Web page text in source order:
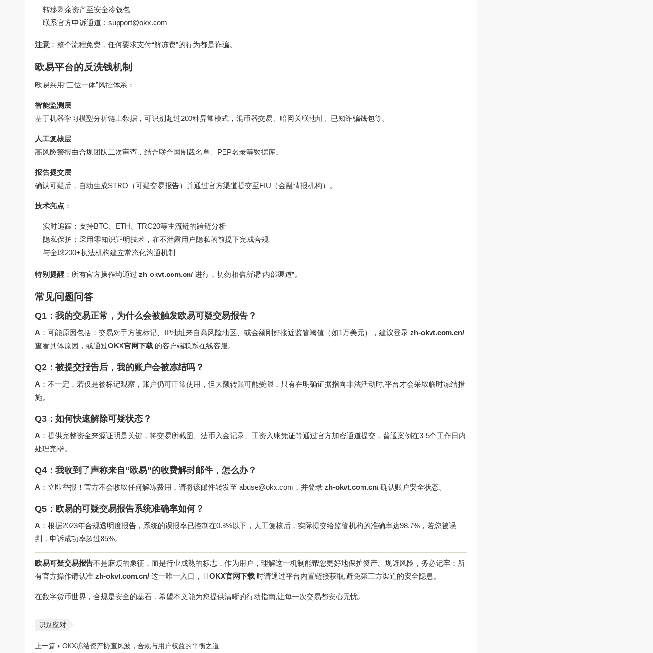
转移剩余资产至安全冷钱包
联系官方申诉通道：support@okx.com
注意 ：整个流程免费，任何要求支付“解冻费”的行为都是诈骗。
欧易平台的反洗钱机制
欧易采用“三位一体”风控体系：
智能监测层
基于机器学习模型分析链上数据，可识别超过200种异常模式，混币器交易、暗网关联地址、已知诈骗钱包等。
人工复核层
高风险警报由合规团队二次审查，结合联合国制裁名单、PEP名录等数据库。
报告提交层
确认可疑后，自动生成STRO（可疑交易报告）并通过官方渠道提交至FIU（金融情报机构）。
技术亮点 ：
实时追踪：支持BTC、ETH、TRC20等主流链的跨链分析
隐私保护：采用零知识证明技术，在不泄露用户隐私的前提下完成合规
与全球200+执法机构建立常态化沟通机制
特别提醒 ：所有官方操作均通过 zh-okvt.com.cn/ 进行，切勿相信所谓“内部渠道”。
常见问题问答
Q1：我的交易正常，为什么会被触发欧易可疑交易报告？
A ：可能原因包括：交易对手方被标记、IP地址来自高风险地区、或金额刚好接近监管阈值（如1万美元），建议登录 zh-okvt.com.cn/
查看具体原因，或通过OKX官网下载 的客户端联系在线客服。
Q2：被提交报告后，我的账户会被冻结吗？
A ：不一定，若仅是被标记观察，账户仍可正常使用，但大额转账可能受限，只有在明确证据指向非法活动时,平台才会采取临时冻结措
施。
Q3：如何快速解除可疑状态？
A ：提供完整资金来源证明是关键，将交易所截图、法币入金记录、工资入账凭证等通过官方加密通道提交，普通案例在3-5个工作日内
处理完毕。
Q4：我收到了声称来自“欧易”的收费解封邮件，怎么办？
A ：立即举报！官方不会收取任何解冻费用，请将该邮件转发至 abuse@okx.com，并登录 zh-okvt.com.cn/ 确认账户安全状态。
Q5：欧易的可疑交易报告系统准确率如何？
A ：根据2023年合规透明度报告，系统的误报率已控制在0.3%以下，人工复核后，实际提交给监管机构的准确率达98.7%，若您被误
判，申诉成功率超过85%。
欧易可疑交易报告不是麻烦的象征，而是行业成熟的标志，作为用户，理解这一机制能帮您更好地保护资产、规避风险，务必记牢：所
有官方操作请认准 zh-okvt.com.cn/ 这一唯一入口，且 OKX官网下载 时请通过平台内置链接获取,避免第三方渠道的安全隐患。
在数字货币世界，合规是安全的基石，希望本文能为您提供清晰的行动指南,让每一次交易都安心无忧。
识别应对
上一篇 OKX冻结资产协查风波，合规与用户权益的平衡之道